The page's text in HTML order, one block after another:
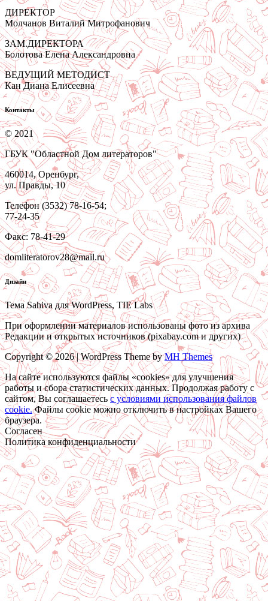
ДИРЕКТОР
Молчанов Виталий Митрофанович
ЗАМ.ДИРЕКТОРА
Болотова Елена Александровна
ВЕДУЩИЙ МЕТОДИСТ
Кан Диана Елисеевна
Контакты
© 2021
ГБУК "Областной Дом литераторов"
460014, Оренбург,
ул. Правды, 10
Телефон (3532) 78-16-54;
77-24-35
Факс: 78-41-29
domliteratorov28@mail.ru
Дизайн
Тема Sahiva для WordPress, TIE Labs
При оформлении материалов использованы фото из архива
Редакции и открытых источников (pixabay.com и других)
Copyright © 2026 | WordPress Theme byMH Themes
На сайте используются файлы «cookies» для улучшения
работы и сбора статистических данных. Продолжая работу с
сайтом, Вы соглашаетесь c условиями использования файлов
cookie.Файлы cookie можно отключить в настройках Вашего
браузера.
Согласен
Политика конфиденциальности